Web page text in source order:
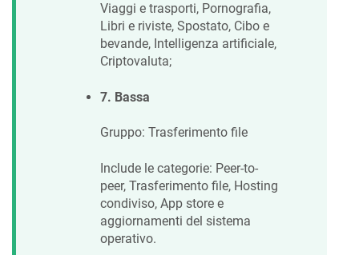
Viaggi e trasporti, Pornografia,
Libri e riviste, Spostato, Cibo e
bevande, Intelligenza artificiale,
Criptovaluta;
7. Bassa
Gruppo: Trasferimento file
Include le categorie: Peer-to-
peer, Trasferimento file, Hosting
condiviso, App store e
aggiornamenti del sistema
operativo.